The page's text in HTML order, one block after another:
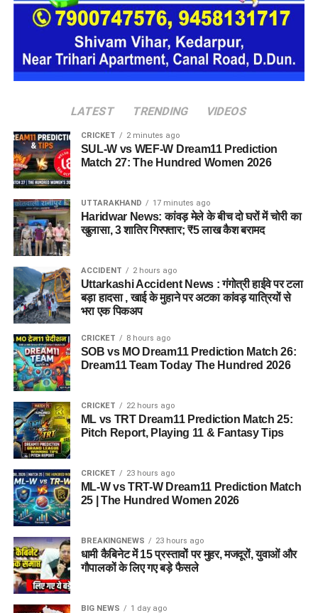
मुख्यमंत्री ने कांवड़ मेले को सफल बनाने में जुटे सफाईकर्मियों और
और शॉल ओढ़ाकर उनकी सेवाओं के लिए उनका उत्साह बढ़ाया।
श्रद्धालुओं की सुविधा और सुरक्षा सरकार
की प्राथमिकता
सीएम ने मेले में श्रद्धालुओं के लिए स्वास्थ्य, स्वच्छता, सुरक्षा और अन्य
व्यवस्थाओं की जानकारी भी ली। मुख्यमंत्री ने कहा कि कांवड़ यात्रा के
दौरान लाखों शिवभक्त हरिद्वार पहुंच रहे हैं और उनकी सुविधा और सुरक्षा
सरकार की प्राथमिकता है। इस दौरान कैबिनेट मंत्री, विधायक,
जनप्रतिनिधि और प्रशासनिक अधिकारी भी मौजूद रहे।
LATEST TRENDING VIDEOS
CRICKET 2 minutes ago
SUL-W vs WEF-W Dream11 Prediction
Match 27: The Hundred Women 2026
UTTARAKHAND 17 minutes ago
Haridwar News: कांवड़ मेले के बीच दो घरों में चोरी का
खुलासा, 3 शातिर गिरफ्तार; ₹5 लाख कैश बरामद
ACCIDENT 2 hours ago
Uttarkashi Accident News : गंगोत्री हाईवे पर टला
बड़ा हादसा , खाई के मुहाने पर अटका कांवड़ यात्रियों से
भरा एक पिकअप
CRICKET 8 hours ago
SOB vs MO Dream11 Prediction Match 26:
Dream11 Team Today The Hundred 2026
CRICKET 22 hours ago
ML vs TRT Dream11 Prediction Match 25:
Pitch Report, Playing 11 & Fantasy Tips
CRICKET 23 hours ago
ML-W vs TRT-W Dream11 Prediction Match
25 | The Hundred Women 2026
BREAKINGNEWS 23 hours ago
धामी कैबिनेट में 15 प्रस्तावों पर मुहर, मजदूरों, युवाओं और
गौपालकों के लिए गए बड़े फैसले
BIG NEWS 1 day ago